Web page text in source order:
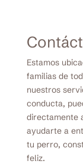
Estamos
familias de
nuestros
conducta,
directamente
ayudarte a
tu perro,
feliz.